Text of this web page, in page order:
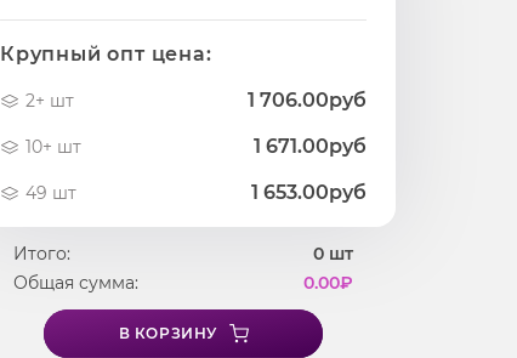
Крупный опт цена:
2+ шт 1 706.00руб
10+ шт 1 671.00руб
49 шт 1 653.00руб
Итого: 0 шт
Общая сумма:
0.00₽
В КОРЗИНУ